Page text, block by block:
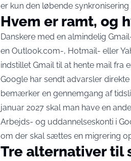
er kun den løbende synkronisering
Hvem er ramt, og
Danskere med en almindelig
en Outlook.com-, Hotmail- eller
indstillet Gmail til at hente mail fra
Google har sendt advarsler
bemærker en gennemgang af
januar 2027 skal man have en
Arbejds- og uddannelseskonti i
om der skal sættes en migrering
Tre alternativer til